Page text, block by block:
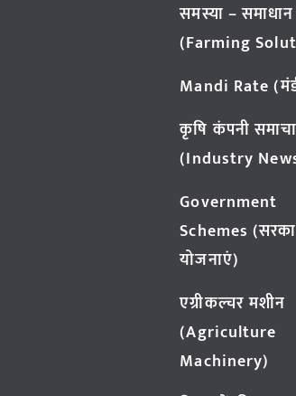
समस्या – समाधान
(Farming
Mandi Rate
कृषि कंपनी
(Industry
Government
Schemes
योजनाएं)
एग्रीकल्चर मशीन
(Agriculture
Machinery)